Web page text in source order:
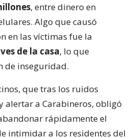
, entre dinero en
Algo que causó
en las víctimas fue la
de la casa, lo que
de inseguridad.
que tras los ruidos
alertar a Carabineros, obligó
rápidamente el
intimidar a los residentes del